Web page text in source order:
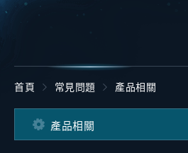
首頁 常見問題 產品相關